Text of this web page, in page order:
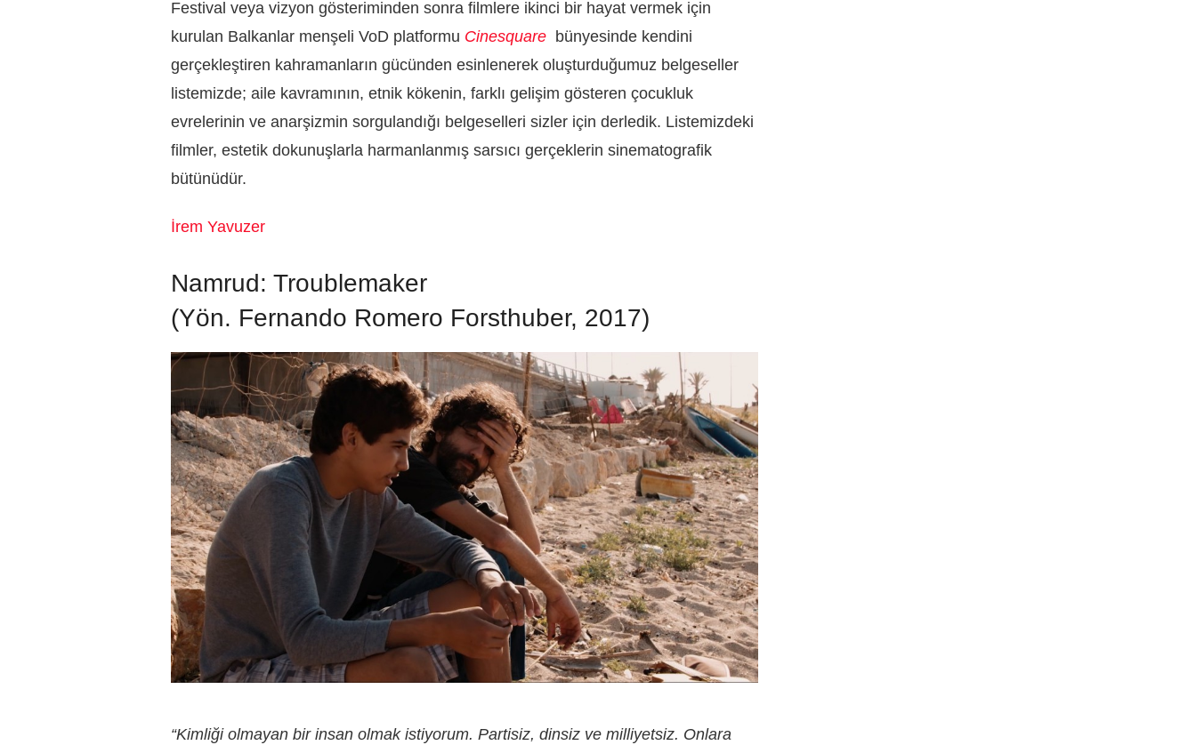
Festival veya vizyon gösteriminden sonra filmlere ikinci bir hayat vermek için
kurulan Balkanlar menşeli VoD platformu Cinesquare bünyesinde kendini
gerçekleştiren kahramanların gücünden esinlenerek oluşturduğumuz belgeseller
listemizde; aile kavramının, etnik kökenin, farklı gelişim gösteren çocukluk
evrelerinin ve anarşizmin sorgulandığı belgeselleri sizler için derledik. Listemizdeki
filmler, estetik dokunuşlarla harmanlanmış sarsıcı gerçeklerin sinematografik
bütünüdür.
İrem Yavuzer
Namrud: Troublemaker
(Yön. Fernando Romero Forsthuber, 2017)
“Kimliği olmayan bir insan olmak istiyorum. Partisiz, dinsiz ve milliyetsiz. Onlara